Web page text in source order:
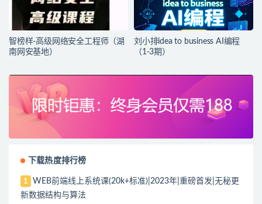
智榜样-高级网络安全工程师（湖
南网安基地）
刘小排idea to business AI编程
（1-3期）
下载热度排行榜
1
WEB前端线上系统课(20k+标准)|2023年|重磅首发|无秘更
新数据结构与算法